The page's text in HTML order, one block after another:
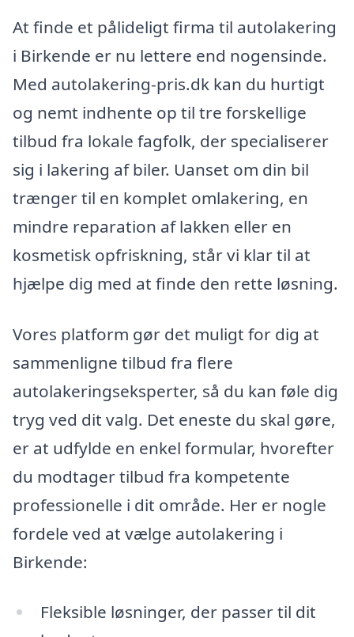
At finde et pålideligt firma til autolakering
i Birkende er nu lettere end nogensinde.
Med autolakering-pris.dk kan du hurtigt
og nemt indhente op til tre forskellige
tilbud fra lokale fagfolk, der specialiserer
sig i lakering af biler. Uanset om din bil
trænger til en komplet omlakering, en
mindre reparation af lakken eller en
kosmetisk opfriskning, står vi klar til at
hjælpe dig med at finde den rette løsning.
Vores platform gør det muligt for dig at
sammenligne tilbud fra flere
autolakeringseksperter, så du kan føle dig
tryg ved dit valg. Det eneste du skal gøre,
er at udfylde en enkel formular, hvorefter
du modtager tilbud fra kompetente
professionelle i dit område. Her er nogle
fordele ved at vælge autolakering i
Birkende:
Fleksible løsninger, der passer til dit